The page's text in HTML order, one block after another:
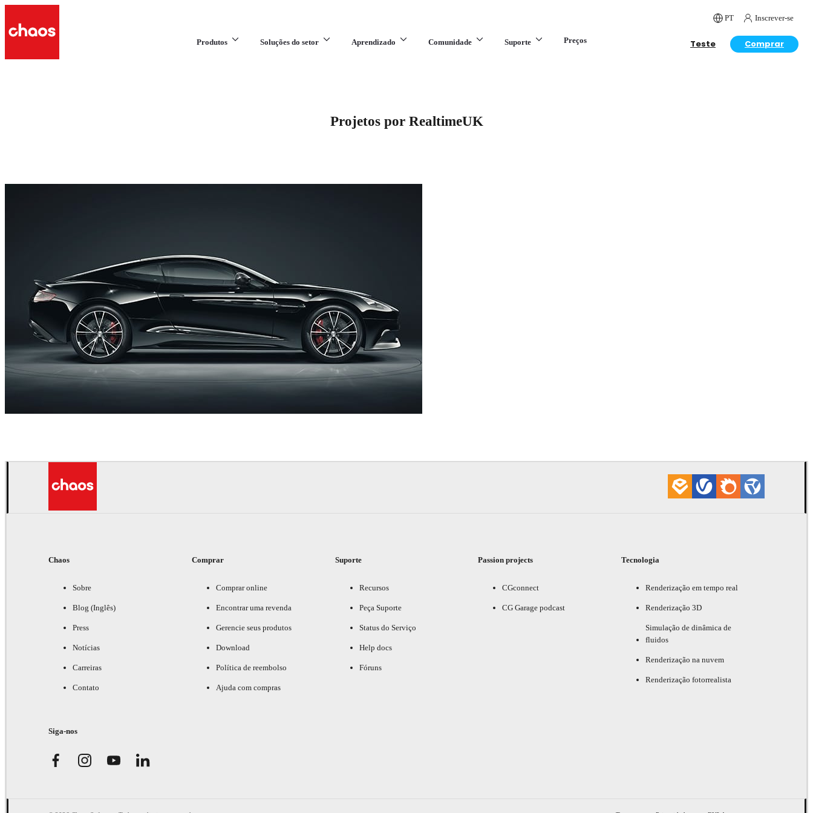
PT Inscrever-se
Produtos Soluções do setor Aprendizado Comunidade Suporte Preços Teste Comprar
Projetos por RealtimeUK
Chaos
Sobre
Blog (Inglês)
Press
Notícias
Carreiras
Contato
Comprar
Comprar online
Encontrar uma revenda
Gerencie seus produtos
Download
Política de reembolso
Ajuda com compras
Suporte
Recursos
Peça Suporte
Status do Serviço
Help docs
Fóruns
Passion projects
CGconnect
CG Garage podcast
Tecnologia
Renderização em tempo real
Renderização 3D
Simulação de dinâmica de
fluidos
Renderização na nuvem
Renderização fotorrealista
Siga-nos